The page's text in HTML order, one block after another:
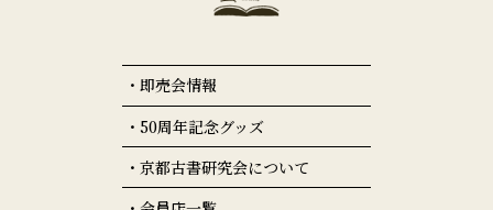
即売会情報
50周年記念グッズ
京都古書研究会について